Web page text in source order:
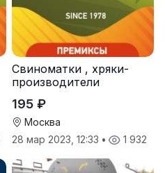
Свиноматки , хряки-
производители
195 ₽
Москва
28 мар 2023, 12:33 • 1 932